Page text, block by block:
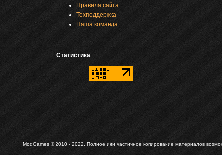
Правила сайта
Техподдержка
Наша команда
Статистика
ModGames © 2010 - 2022. Полное или частичное копирование материалов